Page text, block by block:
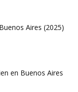
Aires (2025)
en Buenos Aires